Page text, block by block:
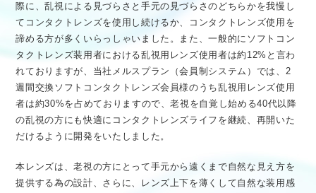
際に、乱視による見づらさと手元の見づらさのどちらかを我慢し
てコンタクトレンズを使用し続けるか、コンタクトレンズ使用を
諦める方が多くいらっしゃいました。また、一般的にソフトコン
タクトレンズ装用者における乱視用レンズ使用者は約12%と言わ
れておりますが、当社メルスプラン（会員制システム）では、2
週間交換ソフトコンタクトレンズ会員様のうち乱視用レンズ使用
者は約30%を占めておりますので、老視を自覚し始める40代以降
の乱視の方にも快適にコンタクトレンズライフを継続、再開いた
だけるように開発をいたしました。
本レンズは、老視の方にとって手元から遠くまで自然な見え方を
提供する為の設計、さらに、レンズ上下を薄くして自然な装用感